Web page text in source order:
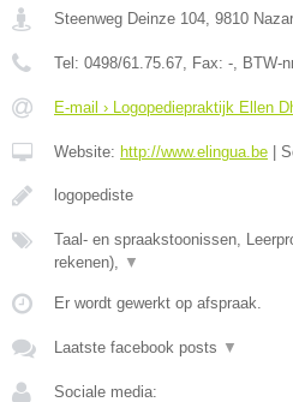
Steenweg Deinze 104, 9810
Tel: 0498/61.75.67, Fax: -, BTW-
E-mail › Logopediepraktijk Ellen
Website: http://www.elingua.be
logopediste
Taal- en spraakstoonissen,
rekenen), ▼
Er wordt gewerkt op afspraak.
Laatste facebook posts ▼
Sociale media: